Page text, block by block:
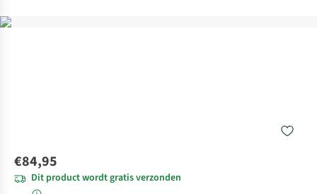
€84,95
Dit product wordt gratis verzonden